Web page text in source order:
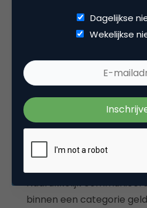
Samengevat, Nutri-Score
Maar niet om producten uit
te kiezen. En daar valt nou
behalen als het gaat om het
eetgewoontes.
De enige manier om van
een succes te maken:
Nadrukkelijk
binnen een categorie
Dagelijkse
Wekelijkse